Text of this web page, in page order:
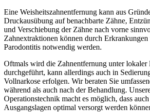
Eine Weisheitszahnentfernung kann aus
Druckausübung auf benachbarte Zähne,
und Verschiebung der Zähne nach vorne
Zahnextraktionen können durch
Parodontitis notwendig werden.
Oftmals wird die Zahnentfernung unter lokaler
durchgeführt, kann allerdings auch in
Vollnarkose erfolgen. Wir beraten Sie
während als auch nach der Behandlung.
Operationstechnik macht es möglich, dass
Ausgangslagen optimal versorgt werden